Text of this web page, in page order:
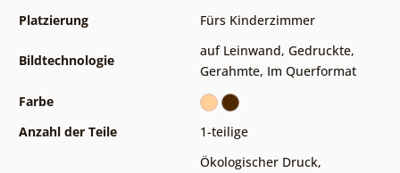
Platzierung
Fürs Kinderzimmer
Bildtechnologie
auf Leinwand, Gedruckte,
Gerahmte, Im Querformat
Farbe
Anzahl der Teile
1-teilige
Ökologischer Druck,